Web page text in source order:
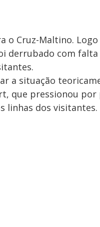
o Cruz-Maltino.
derrubado com
a situação
que pressionou
linhas dos visitantes.